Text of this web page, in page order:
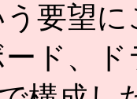
要望
ド、